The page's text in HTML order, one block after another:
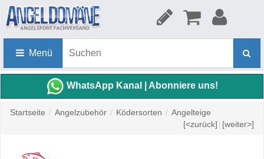
Menü
WhatsApp Kanal | Abonniere uns!
Startseite / Angelzubehör / Ködersorten / Angelteige
[<zurück] | [weiter>]